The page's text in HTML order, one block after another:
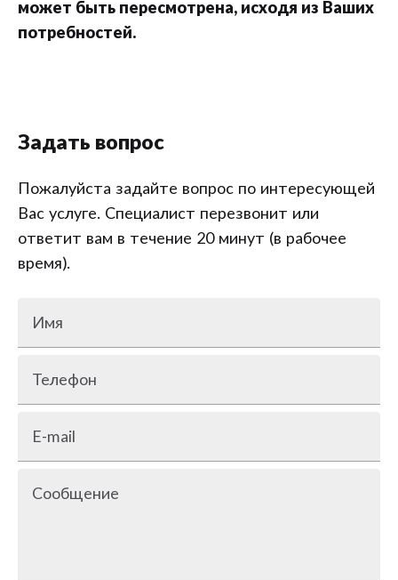
может быть пересмотрена, исходя из Ваших
потребностей.
Задать вопрос
Пожалуйста задайте вопрос по интересующей
Вас услуге. Специалист перезвонит или
ответит вам в течение 20 минут (в рабочее
время).
Имя
Телефон
E-mail
Сообщение